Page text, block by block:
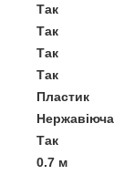
Так
Так
Так
Так
Пластик
Так
0.7 м